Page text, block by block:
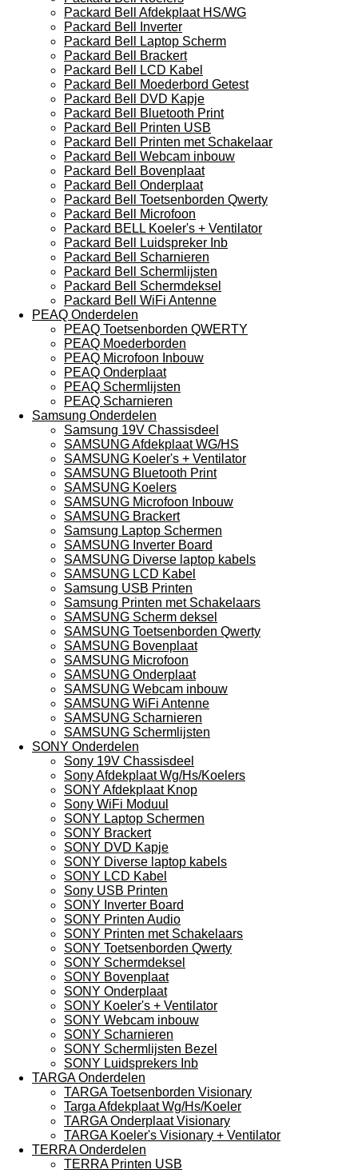
Packard Bell Afdekplaat HS/WG
Packard Bell Inverter
Packard Bell Laptop Scherm
Packard Bell Brackert
Packard Bell LCD Kabel
Packard Bell Moederbord Getest
Packard Bell DVD Kapje
Packard Bell Bluetooth Print
Packard Bell Printen USB
Packard Bell Printen met Schakelaar
Packard Bell Webcam inbouw
Packard Bell Bovenplaat
Packard Bell Onderplaat
Packard Bell Toetsenborden Qwerty
Packard Bell Microfoon
Packard BELL Koeler's + Ventilator
Packard Bell Luidspreker Inb
Packard Bell Scharnieren
Packard Bell Schermlijsten
Packard Bell Schermdeksel
Packard Bell WiFi Antenne
PEAQ Onderdelen
PEAQ Toetsenborden QWERTY
PEAQ Moederborden
PEAQ Microfoon Inbouw
PEAQ Onderplaat
PEAQ Schermlijsten
PEAQ Scharnieren
Samsung Onderdelen
Samsung 19V Chassisdeel
SAMSUNG Afdekplaat WG/HS
SAMSUNG Koeler's + Ventilator
SAMSUNG Bluetooth Print
SAMSUNG Koelers
SAMSUNG Microfoon Inbouw
SAMSUNG Brackert
Samsung Laptop Schermen
SAMSUNG Inverter Board
SAMSUNG Diverse laptop kabels
SAMSUNG LCD Kabel
Samsung USB Printen
Samsung Printen met Schakelaars
SAMSUNG Scherm deksel
SAMSUNG Toetsenborden Qwerty
SAMSUNG Bovenplaat
SAMSUNG Microfoon
SAMSUNG Onderplaat
SAMSUNG Webcam inbouw
SAMSUNG WiFi Antenne
SAMSUNG Scharnieren
SAMSUNG Schermlijsten
SONY Onderdelen
Sony 19V Chassisdeel
Sony Afdekplaat Wg/Hs/Koelers
SONY Afdekplaat Knop
Sony WiFi Moduul
SONY Laptop Schermen
SONY Brackert
SONY DVD Kapje
SONY Diverse laptop kabels
SONY LCD Kabel
Sony USB Printen
SONY Inverter Board
SONY Printen Audio
SONY Printen met Schakelaars
SONY Toetsenborden Qwerty
SONY Schermdeksel
SONY Bovenplaat
SONY Onderplaat
SONY Koeler's + Ventilator
SONY Webcam inbouw
SONY Scharnieren
SONY Schermlijsten Bezel
SONY Luidsprekers Inb
TARGA Onderdelen
TARGA Toetsenborden Visionary
Targa Afdekplaat Wg/Hs/Koeler
TARGA Onderplaat Visionary
TARGA Koeler's Visionary + Ventilator
TERRA Onderdelen
TERRA Printen USB